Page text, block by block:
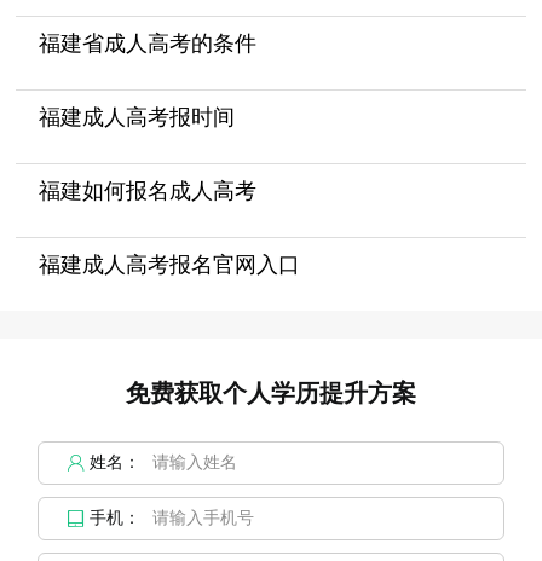
福建省成人高考的条件
福建成人高考报时间
福建如何报名成人高考
福建成人高考报名官网入口
免费获取个人学历提升方案
姓名：
手机：